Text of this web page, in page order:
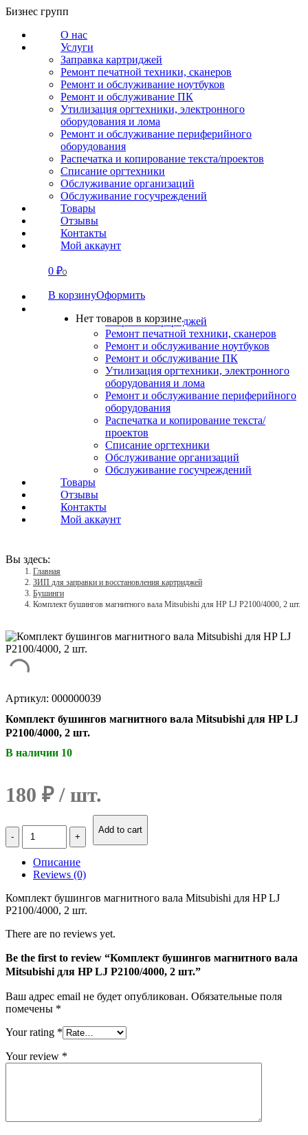
Перейти
содержанию
Бизнес групп
О нас
Услуги
Заправка картриджей
Ремонт печатной техники, сканеров
Ремонт и обслуживание ноутбуков
Ремонт и обслуживание ПК
Утилизация оргтехники, электронного
оборудования и лома
Ремонт и обслуживание периферийного
оборудования
Распечатка и копирование текста/проектов
Списание оргтехники
Обслуживание организаций
Обслуживание госучреждений
Товары
Отзывы
Контакты
Мой аккаунт
0 ₽0
В корзинуОформить
Нет товаров в корзине.
СВЯЗАТЬСЯ
О нас
Заправка картриджей
Ремонт печатной техники, сканеров
Ремонт и обслуживание ноутбуков
Ремонт и обслуживание ПК
Утилизация оргтехники, электронного
оборудования и лома
Ремонт и обслуживание периферийного
оборудования
Распечатка и копирование текста/
проектов
Списание оргтехники
Обслуживание организаций
Обслуживание госучреждений
Товары
Отзывы
Контакты
Мой аккаунт
Вы здесь:
Главная
ЗИП для заправки и восстановления картриджей
Бушинги
Комплект бушингов магнитного вала Mitsubishi для HP LJ P2100/4000, 2 шт.
Артикул: 000000039
Комплект бушингов магнитного вала Mitsubishi для HP LJ
P2100/4000, 2 шт.
В наличии 10
180 ₽
Количество
Комплект
магнитного
вала
Mitsubishi
для
HP
LJ
2
шт.
Add to cart
Описание
Reviews (0)
Комплект бушингов магнитного вала Mitsubishi для HP LJ
P2100/4000, 2 шт.
There are no reviews yet.
Be the first to review “Комплект бушингов магнитного вала
Mitsubishi для HP LJ P2100/4000, 2 шт.”
Ваш адрес email не будет опубликован. Обязательные поля
помечены *
Your rating *
Your review *